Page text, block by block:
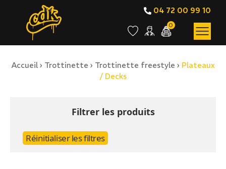
04 72 00 99 10
0
BOUTIQUE EN LIGNE
Accueil› Trottinette › Trottinette freestyle › Plateaux
/ Decks
Filtrer les produits
Réinitialiser les filtres